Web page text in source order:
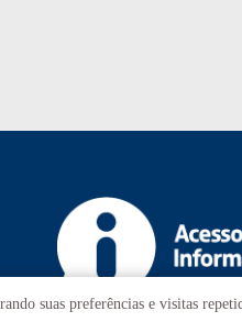
suas preferências e visitas